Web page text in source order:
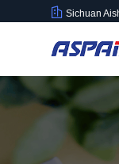
Sichuan